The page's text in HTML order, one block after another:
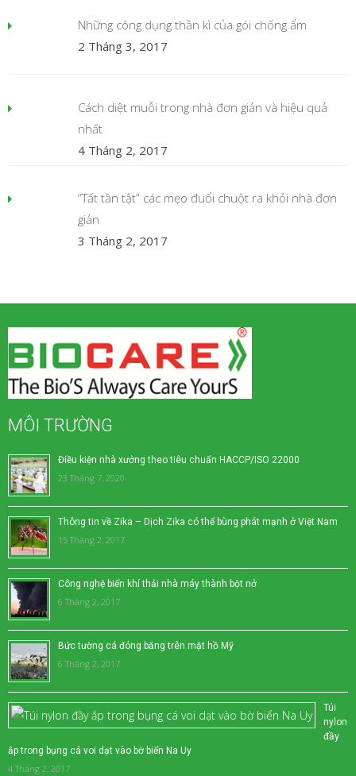
Những công dụng thần kì của gói chống ẩm
2 Tháng 3, 2017
Cách diệt muỗi trong nhà đơn giản và hiệu quả
nhất
4 Tháng 2, 2017
“Tất tần tật” các mẹo đuổi chuột ra khỏi nhà đơn
giản
3 Tháng 2, 2017
MÔI TRƯỜNG
Điều kiện nhà xưởng theo tiêu chuẩn HACCP/ISO 22000
23 Tháng 7, 2020
Thông tin về Zika – Dịch Zika có thể bùng phát mạnh ở Việt Nam
15 Tháng 2, 2017
Công nghệ biến khí thải nhà máy thành bột nở
6 Tháng 2, 2017
Bức tường cá đóng băng trên mặt hồ Mỹ
6 Tháng 2, 2017
Túi
nylon
đầy
ắp trong bụng cá voi dạt vào bờ biển Na Uy
4 Tháng 2, 2017